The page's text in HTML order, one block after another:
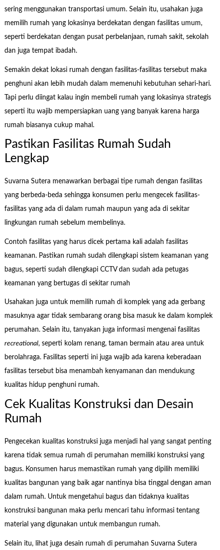
sering menggunakan transportasi umum. Selain itu, usahakan juga
memilih rumah yang lokasinya berdekatan dengan fasilitas umum,
seperti berdekatan dengan pusat perbelanjaan, rumah sakit, sekolah
dan juga tempat ibadah.
Semakin dekat lokasi rumah dengan fasilitas-fasilitas tersebut maka
penghuni akan lebih mudah dalam memenuhi kebutuhan sehari-hari.
Tapi perlu diingat kalau ingin membeli rumah yang lokasinya strategis
seperti itu wajib mempersiapkan uang yang banyak karena harga
rumah biasanya cukup mahal.
Pastikan Fasilitas Rumah Sudah
Lengkap
Suvarna Sutera menawarkan berbagai tipe rumah dengan fasilitas
yang berbeda-beda sehingga konsumen perlu mengecek fasilitas-
fasilitas yang ada di dalam rumah maupun yang ada di sekitar
lingkungan rumah sebelum membelinya.
Contoh fasilitas yang harus dicek pertama kali adalah fasilitas
keamanan. Pastikan rumah sudah dilengkapi sistem keamanan yang
bagus, seperti sudah dilengkapi CCTV dan sudah ada petugas
keamanan yang bertugas di sekitar rumah
Usahakan juga untuk memilih rumah di komplek yang ada gerbang
masuknya agar tidak sembarang orang bisa masuk ke dalam komplek
perumahan. Selain itu, tanyakan juga informasi mengenai fasilitas
recreational, seperti kolam renang, taman bermain atau area untuk
berolahraga. Fasilitas seperti ini juga wajib ada karena keberadaan
fasilitas tersebut bisa menambah kenyamanan dan mendukung
kualitas hidup penghuni rumah.
Cek Kualitas Konstruksi dan Desain
Rumah
Pengecekan kualitas konstruksi juga menjadi hal yang sangat penting
karena tidak semua rumah di perumahan memiliki konstruksi yang
bagus. Konsumen harus memastikan rumah yang dipilih memiliki
kualitas bangunan yang baik agar nantinya bisa tinggal dengan aman
dalam rumah. Untuk mengetahui bagus dan tidaknya kualitas
konstruksi bangunan maka perlu mencari tahu informasi tentang
material yang digunakan untuk membangun rumah.
Selain itu, lihat juga desain rumah di perumahan Suvarna Sutera